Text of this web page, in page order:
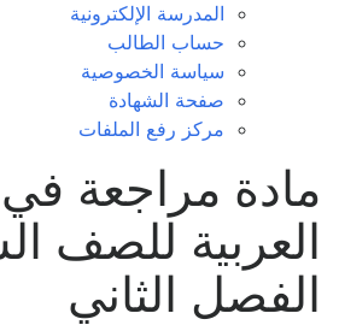
المدرسة الإلكترونية
حساب الطالب
سياسة الخصوصية
صفحة الشهادة
مركز رفع الملفات
مادة مراجعة في
العربية للصف
الفصل الثاني